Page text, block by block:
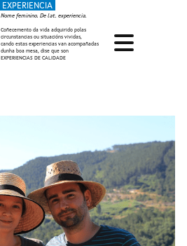
Ir o contido principal
EXPERIENCIA
Nome feminino. De lat. experiencia.
Coñecemento da vida adquirido polas
circunstancias ou situacións vividas,
cando estas experiencias van acompañadas
dunha boa mesa, dise que son
EXPERIENCIAS DE CALIDADE